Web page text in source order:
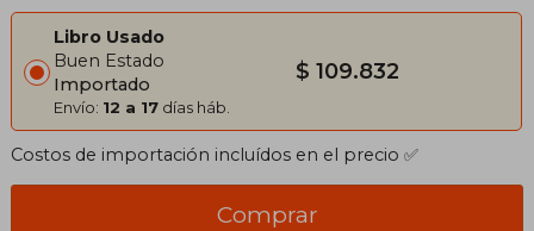
Libro Usado
Buen Estado
Importado
Envío: 12 a 17 días háb.
$ 109.832
Costos de importación incluídos en el precio ✅
Comprar